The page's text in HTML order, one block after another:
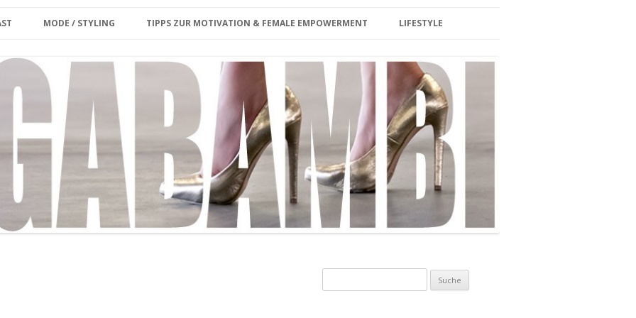
MODE / STYLING
MY MODEL WORK
OUTFIT
MY OUTFIT ARCHIVE
GROSSE GRÖSSEN SHOPPING-GU
IDE BERLIN
STYLING VIDEO
TIPPS ZUR MOTIVATION & FEMALE EMPOWERMENT
MEGABAMBI CURVY VINTAGE
MARKT
CURVY & FIT
LIFESTYLE
LIFESTYLE/TRAVEL
SPA/ SAUNA
HOTEL & WELLNESS
INTERIOR
BERLIN
EVENTS
ZUCKERFREI